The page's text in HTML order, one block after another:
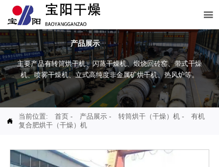

产品展示
主要产品有转筒烘干机、闪蒸干燥机、煅烧回砖窑、带式干燥
机、喷雾干燥机、立式高纯度非金属矿烘干机、热风炉等。

当前位置: 首页 - 产品展示 - 转筒烘干（干燥）机 -
有机
复合肥烘干（干燥）机